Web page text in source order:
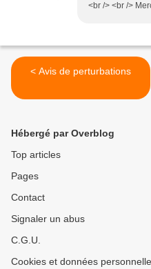
<br /> <br />
< Avis de perturbations
Hébergé par Overblog
Top articles
Pages
Contact
Signaler un abus
C.G.U.
Cookies et données